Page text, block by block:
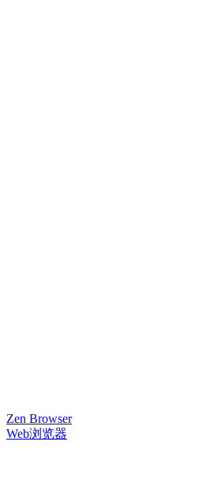
Zen Browser
Web浏览器